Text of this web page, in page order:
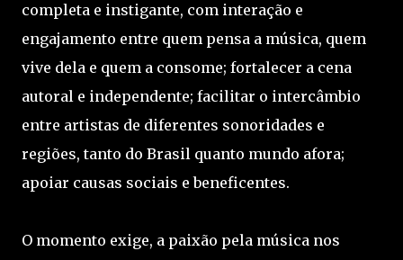
completa e instigante, com interação e
engajamento entre quem pensa a música, quem
vive dela e quem a consome; fortalecer a cena
autoral e independente; facilitar o intercâmbio
entre artistas de diferentes sonoridades e
regiões, tanto do Brasil quanto mundo afora;
apoiar causas sociais e beneficentes.
O momento exige, a paixão pela música nos